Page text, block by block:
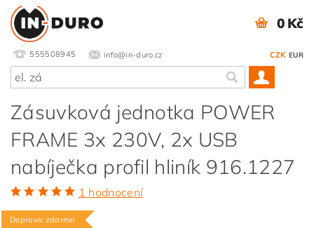
555508945 info@in-duro.cz CZK EUR
0 Kč
Zásuvková jednotka POWER
FRAME 3x 230V, 2x USB
nabíječka profil hliník 916.1227
1 hodnocení
Doprava zdarma